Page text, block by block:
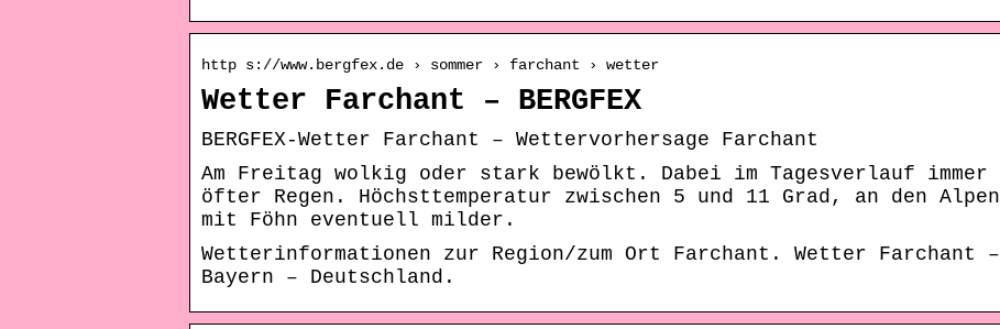
http s://www.bergfex.de › sommer › farchant › wetter
Wetter Farchant – BERGFEX
BERGFEX-Wetter Farchant – Wettervorhersage Farchant
Am Freitag wolkig oder stark bewölkt. Dabei im Tagesverlauf immer
öfter Regen. Höchsttemperatur zwischen 5 und 11 Grad, an den Alpen
mit Föhn eventuell milder.
Wetterinformationen zur Region/zum Ort Farchant. Wetter Farchant –
Bayern – Deutschland.